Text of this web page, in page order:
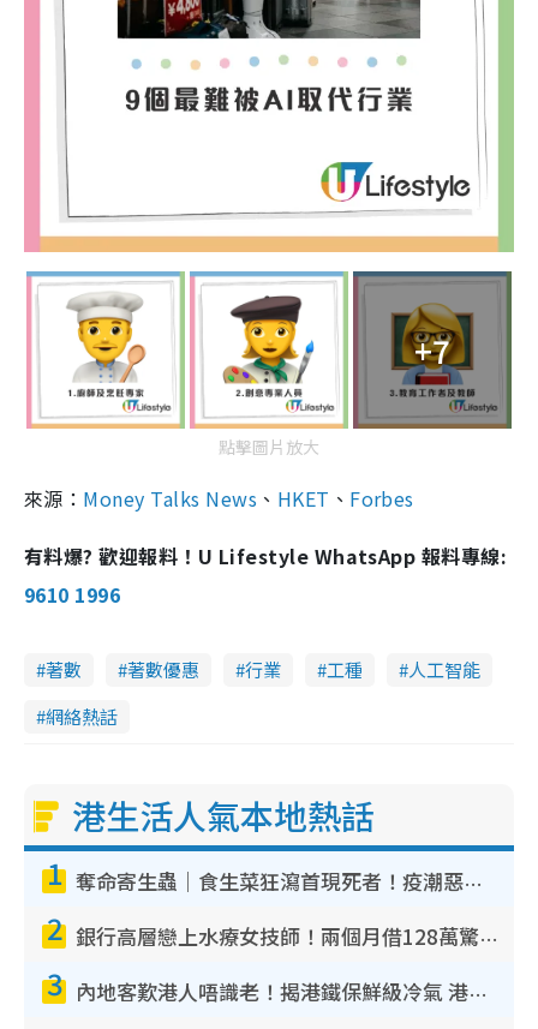
+7
點擊圖片放大
來源： Money Talks News 、 HKET 、 Forbes
有料爆? 歡迎報料！U Lifestyle WhatsApp 報料專線:
9610 1996
著數 著數優惠 行業 工種
人工智能
網絡熱話
港生活人氣本地熱話
1 奪命寄生蟲｜食生菜狂瀉首現死者！疫潮惡化錄1.8萬宗病例 揭洗菜3大謬誤
2 銀行高層戀上水療女技師！兩個月借128萬驚覺「沉船」沉落火海 揭背後疑似邪教操控賣淫
3 內地客歎港人唔識老！揭港鐵保鮮級冷氣 港人求放過：咪投訴